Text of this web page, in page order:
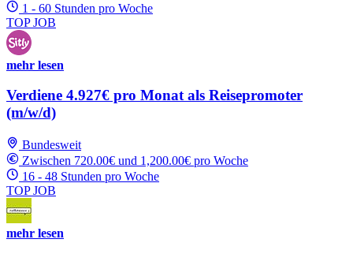
1 - 60 Stunden pro Woche
TOP JOB
mehr lesen
Verdiene 4.927€ pro Monat als Reisepromoter
(m/w/d)
Bundesweit
Zwischen 720.00€ und 1,200.00€ pro Woche
16 - 48 Stunden pro Woche
TOP JOB
mehr lesen